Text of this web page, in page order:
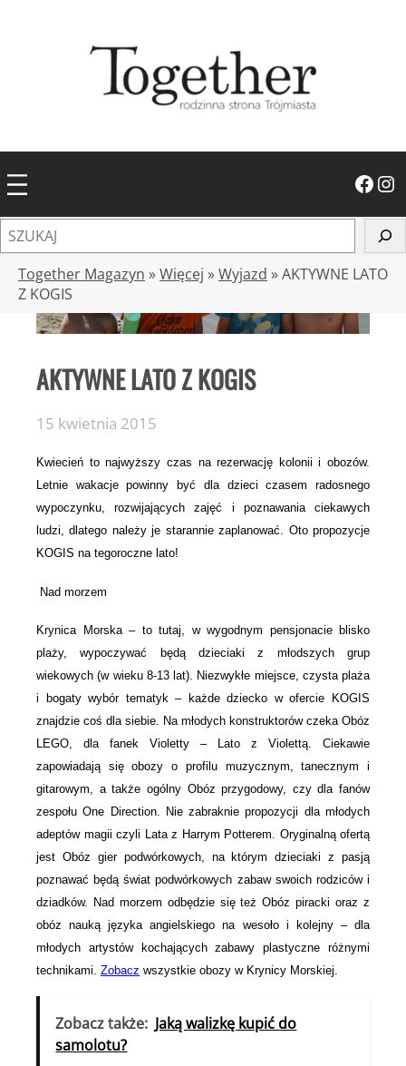
Facebook Instagram
z
Together Magazyn »Więcej »Wyjazd »AKTYWNE LATO
Z KOGIS
AKTYWNE LATO Z KOGIS
15 kwietnia 2015
Kwiecień to najwyższy czas na rezerwację kolonii i obozów.
Letnie wakacje powinny być dla dzieci czasem radosnego
wypoczynku, rozwijających zajęć i poznawania ciekawych
ludzi, dlatego należy je starannie zaplanować. Oto propozycje
KOGIS na tegoroczne lato!
Nad morzem
Krynica Morska – to tutaj, w wygodnym pensjonacie blisko
plaży, wypoczywać będą dzieciaki z młodszych grup
wiekowych (w wieku 8-13 lat). Niezwykłe miejsce, czysta plaża
i bogaty wybór tematyk – każde dziecko w ofercie KOGIS
znajdzie coś dla siebie. Na młodych konstruktorów czeka Obóz
LEGO, dla fanek Violetty – Lato z Violettą. Ciekawie
zapowiadają się obozy o profilu muzycznym, tanecznym i
gitarowym, a także ogólny Obóz przygodowy, czy dla fanów
zespołu One Direction. Nie zabraknie propozycji dla młodych
adeptów magii czyli Lata z Harrym Potterem. Oryginalną ofertą
jest Obóz gier podwórkowych, na którym dzieciaki z pasją
poznawać będą świat podwórkowych zabaw swoich rodziców i
dziadków. Nad morzem odbędzie się też Obóz piracki oraz z
obóz nauką języka angielskiego na wesoło i kolejny – dla
młodych artystów kochających zabawy plastyczne różnymi
technikami. Zobacz wszystkie obozy w Krynicy Morskiej.
Zobacz także: Jaką walizkę kupić do
samolotu?